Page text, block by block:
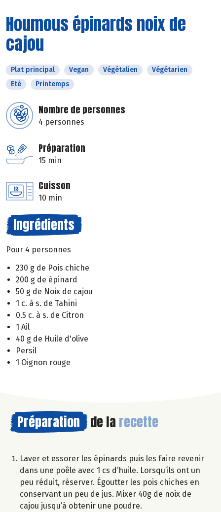
Houmous épinards noix de
cajou
Plat principal Vegan Végétalien
Végétarien
Eté
Printemps
Nombre de personnes
4 personnes
Préparation
15 min
Cuisson
10 min
Ingrédients
Pour 4 personnes
230 g de Pois chiche
200 g de épinard
50 g de Noix de cajou
1 c. à s. de Tahini
0.5 c. à s. de Citron
1 Ail
40 g de Huile d'olive
Persil
1 Oignon rouge
Préparation de la recette
Laver et essorer les épinards puis les faire revenir
dans une poêle avec 1 cs d’huile. Lorsqu’ils ont un
peu réduit, réserver. Égoutter les pois chiches en
conservant un peu de jus. Mixer 40g de noix de
cajou jusqu’à obtenir une poudre.